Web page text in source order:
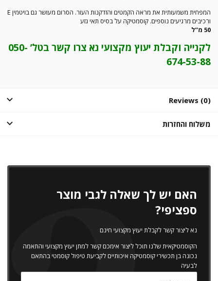
המפחית משמעותית את מראה הקמטים והזדקנות העור. הסרום מעושר גם בויטמין E
ורכיבים מרגיעים נוספים. קוסמטיקה על בסיס תאי גזע
50 מ”ל
לקנייה וקבלת יעוץ מקצועי נא צרו קשר בטל’ 050-
674-53-88
Reviews (0)
משלוח והחזרות
האם יש לך שאלה לגבי מוצר
ספציפי?
נא ליצור קשר לקבלת יעוץ מקצועי חינם
הקוסמטיקאית שלנו תוכל ליצור אימכם קשר למתן יעוץ מקצועי והתאמה
נכונה בן תכשירי קוסמטיקה איכותיים לקביעת טיפול קוסמטי בהתאם
לבעיה